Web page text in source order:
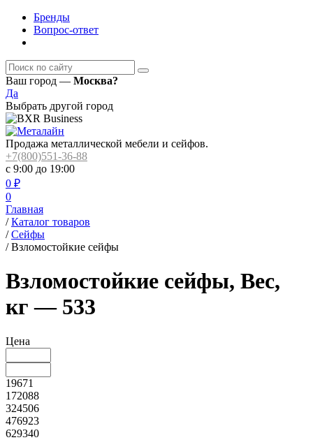
Бренды
Вопрос-ответ
Ваш город — Москва?
Да
Выбрать другой город
Продажа металлической мебели и сейфов.
+7(800)551-36-88
с 9:00 до 19:00
0 ₽
0
Главная
/ Каталог товаров
/ Сейфы
/ Взломостойкие сейфы
Взломостойкие сейфы, Вес,
кг — 533
Цена
19671
172088
324506
476923
629340